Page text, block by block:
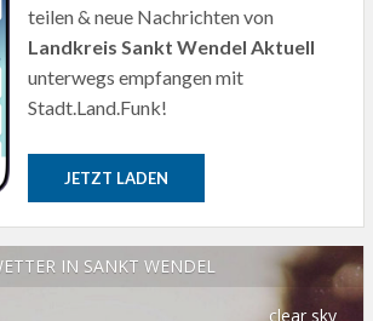
teilen & neue Nachrichten von
Landkreis Sankt Wendel Aktuell
unterwegs empfangen mit
Stadt.Land.Funk!
JETZT LADEN
IN SANKT WENDEL
clear sky